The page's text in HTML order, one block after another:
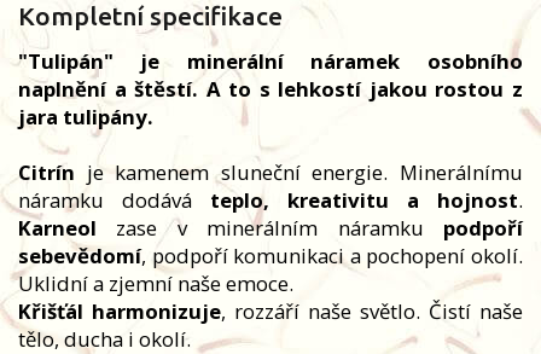
Kompletní specifikace
"Tulipán" je minerální náramek osobního
naplnění a štěstí. A to s lehkostí jakou rostou z
jara tulipány.
Citrín je kamenem sluneční energie. Minerálnímu
náramku dodává teplo, kreativitu a hojnost.
Karneol zase v minerálním náramku podpoří
sebevědomí, podpoří komunikaci a pochopení okolí.
Uklidní a zjemní naše emoce.
Křišťál harmonizuje, rozzáří naše světlo. Čistí naše
tělo, ducha i okolí.